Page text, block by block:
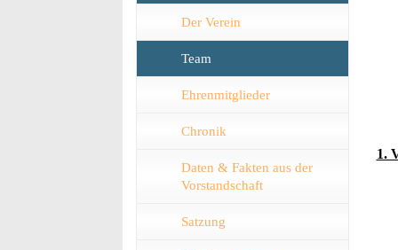
Der Verein
Team
Ehrenmitglieder
Chronik
Daten & Fakten aus der
Vorstandschaft
Satzung
1.